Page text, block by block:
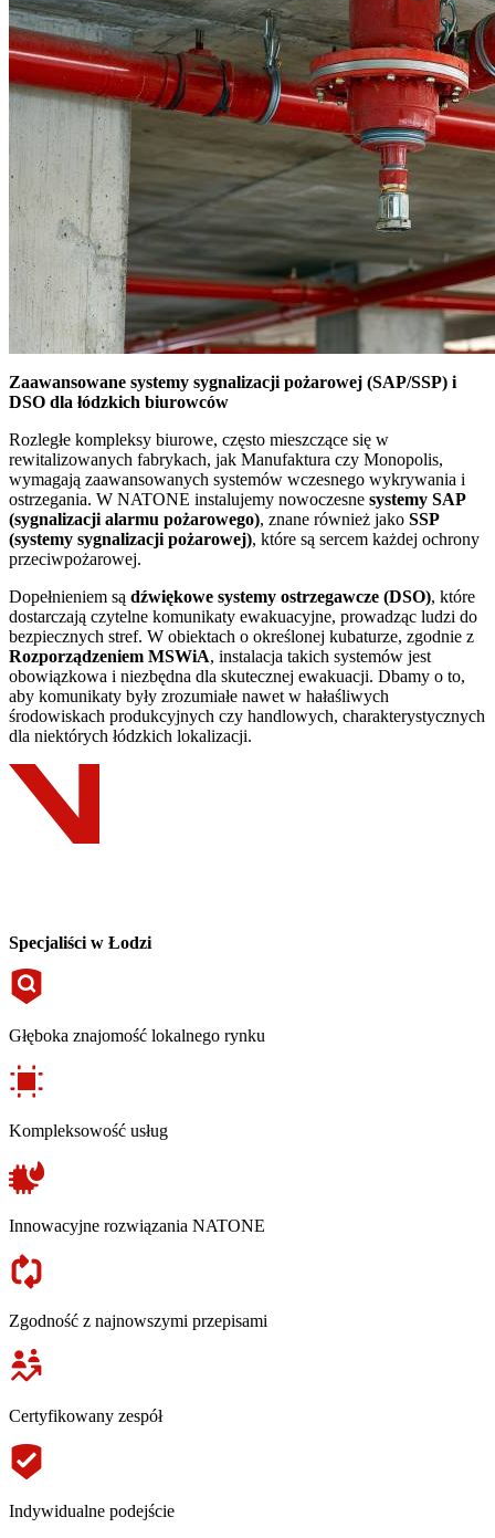
Zaawansowane systemy sygnalizacji pożarowej (SAP/SSP) i
DSO dla łódzkich biurowców
Rozległe kompleksy biurowe, często mieszczące się w
rewitalizowanych fabrykach, jak Manufaktura czy Monopolis,
wymagają zaawansowanych systemów wczesnego wykrywania i
ostrzegania. W NATONE instalujemy nowoczesne systemy SAP
(sygnalizacji alarmu pożarowego), znane również jako SSP
(systemy sygnalizacji pożarowej), które są sercem każdej ochrony
przeciwpożarowej.
Dopełnieniem są dźwiękowe systemy ostrzegawcze (DSO), które
dostarczają czytelne komunikaty ewakuacyjne, prowadząc ludzi do
bezpiecznych stref. W obiektach o określonej kubaturze, zgodnie z
Rozporządzeniem MSWiA, instalacja takich systemów jest
obowiązkowa i niezbędna dla skutecznej ewakuacji. Dbamy o to,
aby komunikaty były zrozumiałe nawet w hałaśliwych
środowiskach produkcyjnych czy handlowych, charakterystycznych
dla niektórych łódzkich lokalizacji.
Specjaliści w Łodzi
Głęboka znajomość lokalnego rynku
Kompleksowość usług
Innowacyjne rozwiązania NATONE
Zgodność z najnowszymi przepisami
Certyfikowany zespół
Indywidualne podejście